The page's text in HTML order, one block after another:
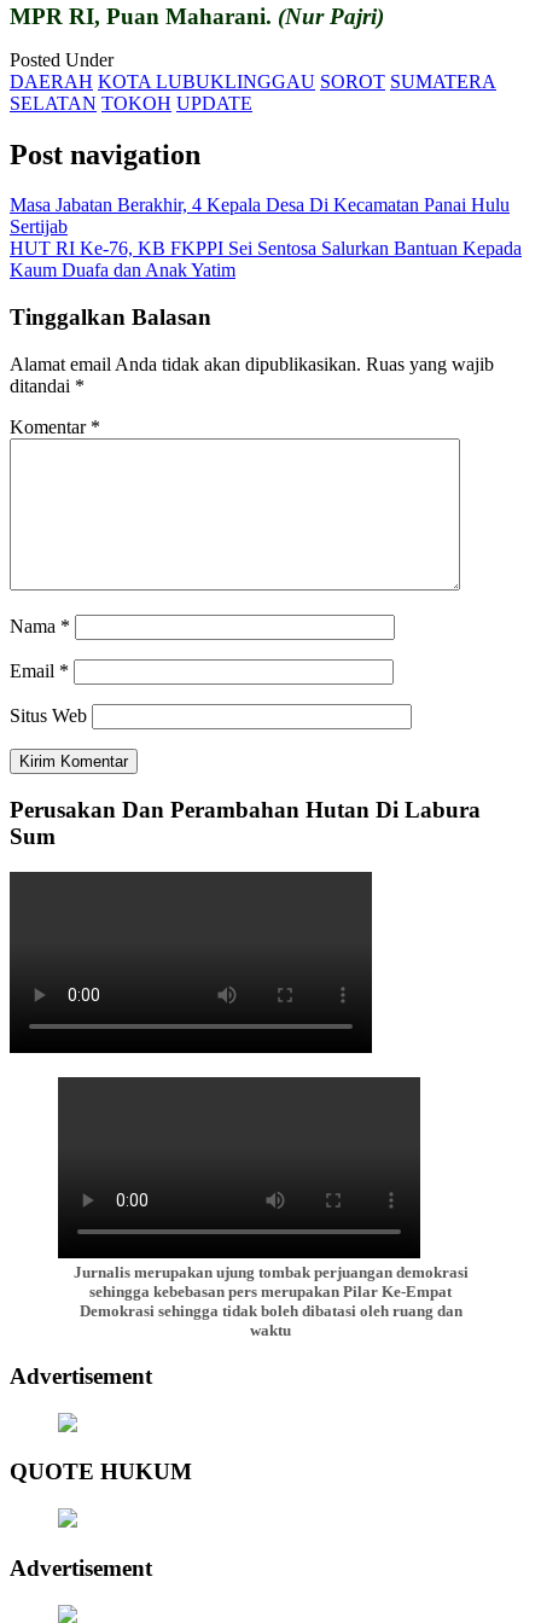
MPR RI, Puan Maharani. (Nur Pajri)
Posted Under
DAERAH KOTA LUBUKLINGGAU SOROT SUMATERA
SELATAN TOKOH UPDATE
Post navigation
Masa Jabatan Berakhir, 4 Kepala Desa Di Kecamatan Panai Hulu
Sertijab
HUT RI Ke-76, KB FKPPI Sei Sentosa Salurkan Bantuan Kepada
Kaum Duafa dan Anak Yatim
Tinggalkan Balasan
Alamat email Anda tidak akan dipublikasikan. Ruas yang wajib
ditandai *
Komentar *
Nama *
Email *
Situs Web
Perusakan Dan Perambahan Hutan Di Labura
Sum
Jurnalis merupakan ujung tombak perjuangan demokrasi
sehingga kebebasan pers merupakan Pilar Ke-Empat
Demokrasi sehingga tidak boleh dibatasi oleh ruang dan
waktu
Advertisement
QUOTE HUKUM
Advertisement